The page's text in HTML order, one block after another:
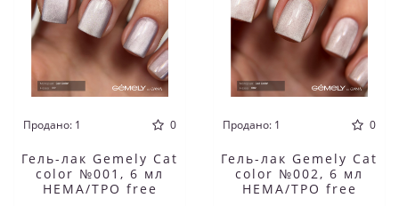
Продано: 1 0
Гель-лак Gemely Cat
color №001, 6 мл
HEMA/TPO free
Продано: 1 0
Гель-лак Gemely Cat
color №002, 6 мл
HEMA/TPO free